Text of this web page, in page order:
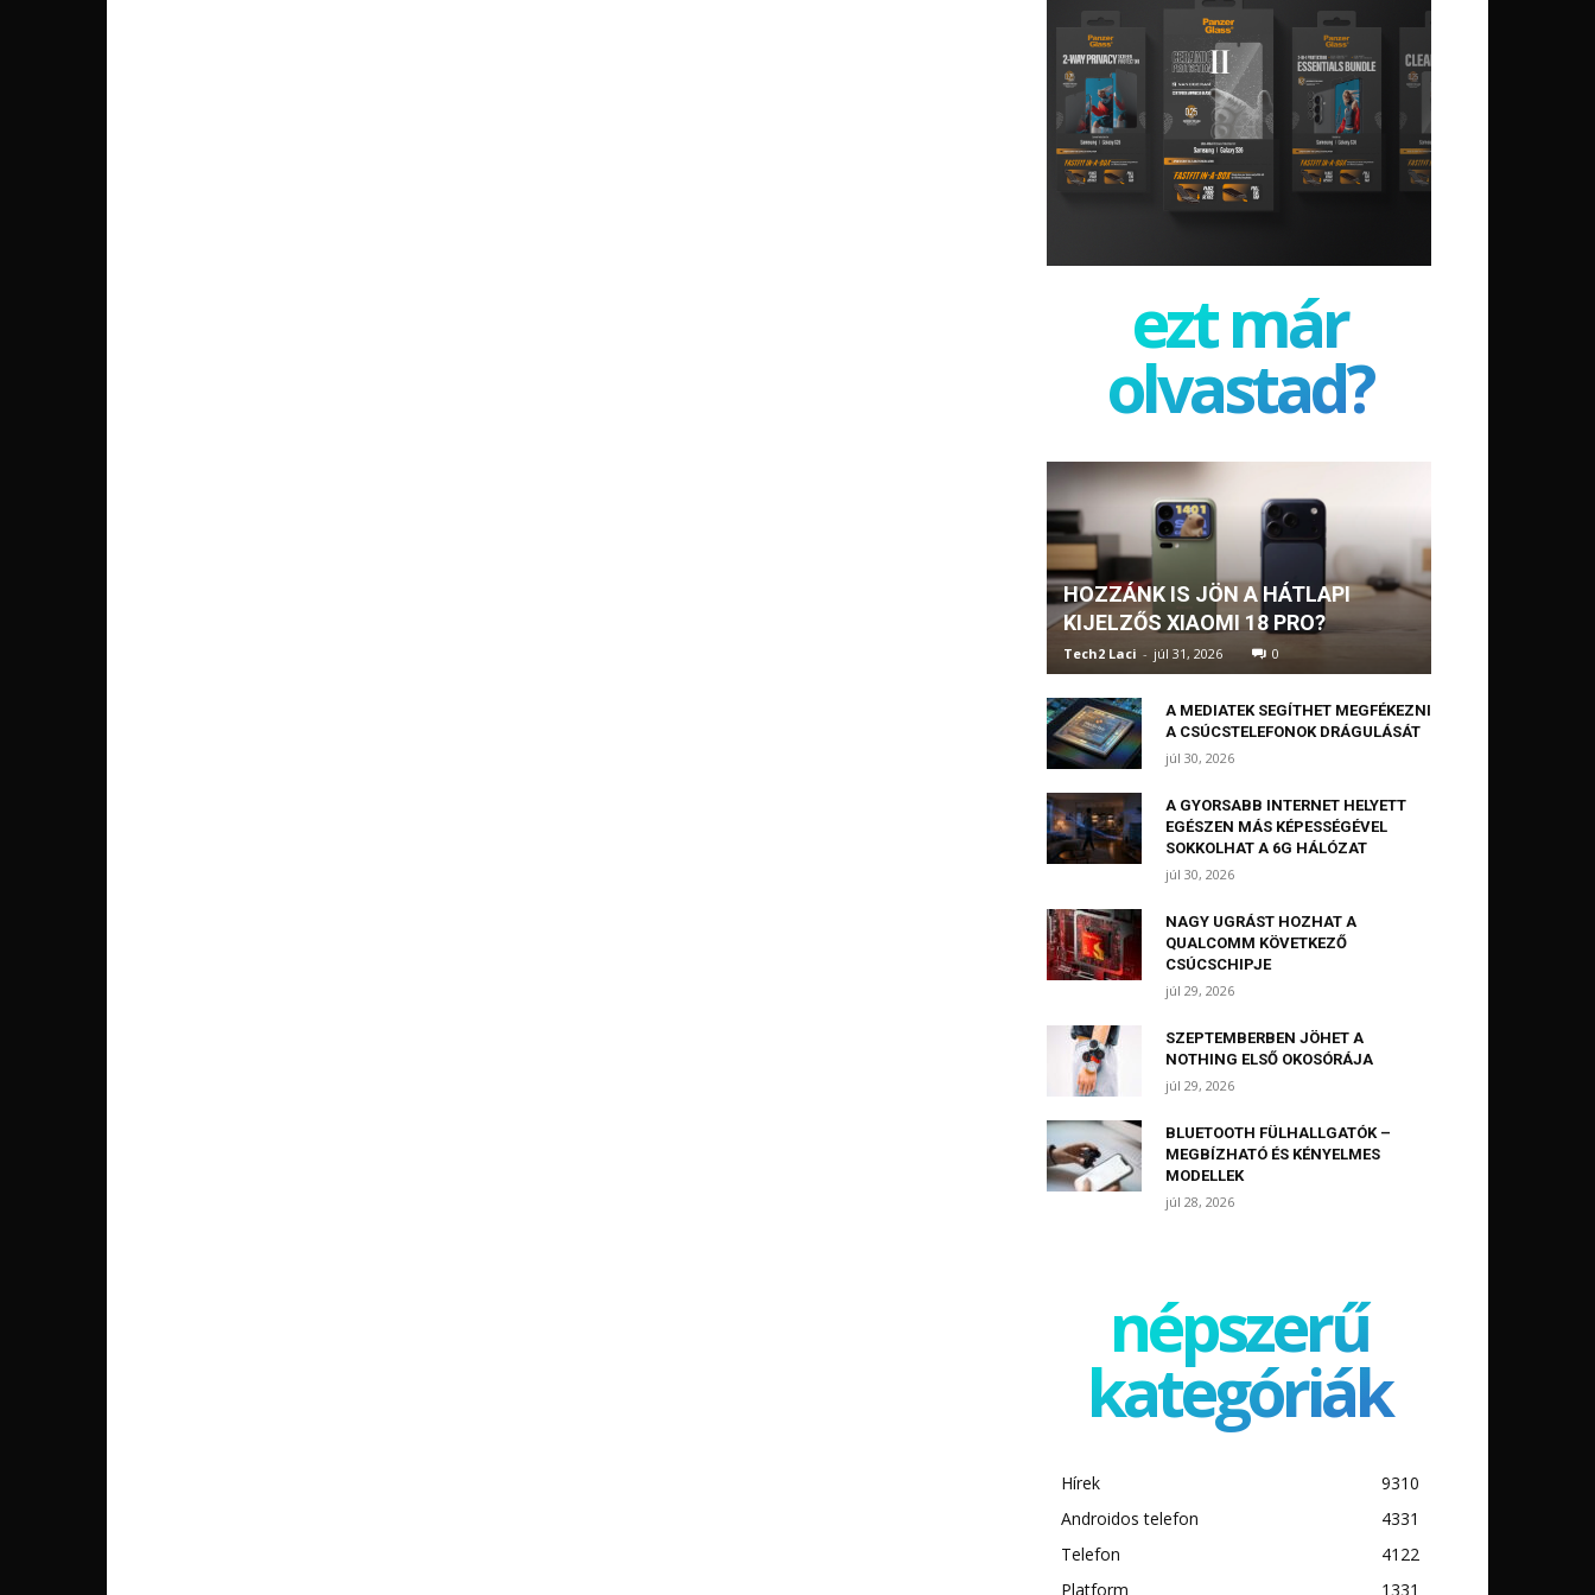
ezt már
olvastad?
HOZZÁNK IS JÖN A HÁTLAPI
KIJELZŐS XIAOMI 18 PRO?
Tech2 Laci - júl 31, 2026 0
A MEDIATEK SEGÍTHET MEGFÉKEZNI
A CSÚCSTELEFONOK DRÁGULÁSÁT
júl 30, 2026
A GYORSABB INTERNET HELYETT
EGÉSZEN MÁS KÉPESSÉGÉVEL
SOKKOLHAT A 6G HÁLÓZAT
júl 30, 2026
NAGY UGRÁST HOZHAT A
QUALCOMM KÖVETKEZŐ
CSÚCSCHIPJE
júl 29, 2026
SZEPTEMBERBEN JÖHET A
NOTHING ELSŐ OKOSÓRÁJA
júl 29, 2026
BLUETOOTH FÜLHALLGATÓK –
MEGBÍZHATÓ ÉS KÉNYELMES
MODELLEK
júl 28, 2026
népszerű
kategóriák
Hírek
9310
Androidos telefon
4331
Telefon
4122
Platform
1331